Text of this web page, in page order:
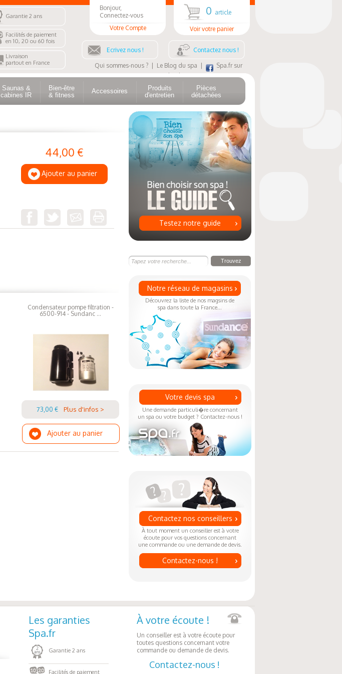
Garantie 2 ans
Facilités de paiement
en 10, 20 ou 60 fois
Livraison
partout en France
Bonjour,
Connectez-vous
Votre Compte
0 article
Voir votre panier
Ecrivez nous ! Contactez nous !
Qui sommes-nous ? Le Blog du spa
Spa.fr sur
Facebook
Saunas &
cabines IR
Bien-être
& fitness
Accessoires
Produits
d'entretien
Pièces
détachées
44,00 €
Ajouter au panier
Condensateur pompe filtration -
6500-914 - Sundanc ...
73,00 € Plus d'infos >
Ajouter au panier
Testez notre guide
Notre réseau de magasins
Découvrez la liste de nos magsins de
spa dans toute la France...
Votre devis spa
Une demande particuli�re concernant
un spa ou votre budget ? Contactez-nous !
Contactez nos conseillers
À tout moment un conseiller est à votre
écoute pour vos questions concernant
une commande ou une demande de devis.
Contactez-nous !
Les garanties
Spa.fr
Garantie 2 ans
Facilités de paiement
À votre écoute !
Un conseiller est à votre écoute pour
toutes questions concernant votre
commande ou demande de devis.
Contactez-nous !